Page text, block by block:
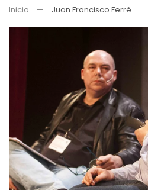
Inicio Juan Francisco Ferré